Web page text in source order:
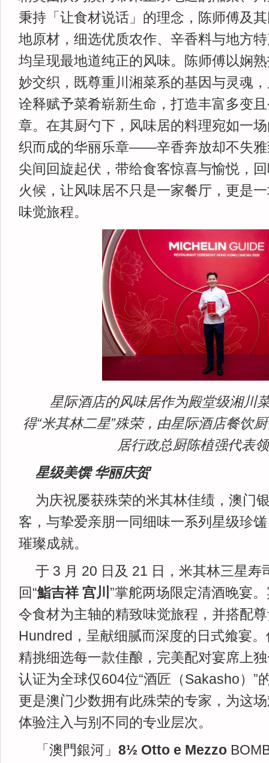
秉持「让食材说话」的理念，陈师傅及
地原材，细选优质农作、辛香料与地方
均呈现最地道纯正的风味。陈师傅以娴
妙交织，既尊重川湘菜系的基因与灵魂
诠释赋予菜肴崭新生命，打造丰富多变
章。在其厨勺下，风味居的料理宛如一
织而成的华丽乐章——辛香奔放却不失雅
尖间回旋起伏，带给食客惊喜与愉悦，
火候，让风味居不只是一家餐厅，更是
味觉旅程。
星际酒店的风味居作为殿堂级湘川
得“米其林二星”殊荣，由星际酒店餐饮
居行政总厨陈植强代表
星级美馔 华丽庆贺
为庆祝屡获殊荣的米其林佳绩，澳门
客，与挚爱亲朋一同细味一系列星级珍
璀璨成就。
于 3 月 20 日及 21 日，米其林三星寿
回“鮨吉祥 宫川 ”掌舵两场限定清酒晚宴
令食材为主轴的精致味觉旅程，并搭配
Hundred，呈献细腻而深度的日式飨宴
精挑细选每一款佳酿，完美配对宴席上
认证为全球仅604位“酒匠（Sakasho）”
更是澳门少数拥有此殊荣的专家，为这
体验注入与别不同的专业层次。
「澳門銀河」 8½ Otto e Mezzo